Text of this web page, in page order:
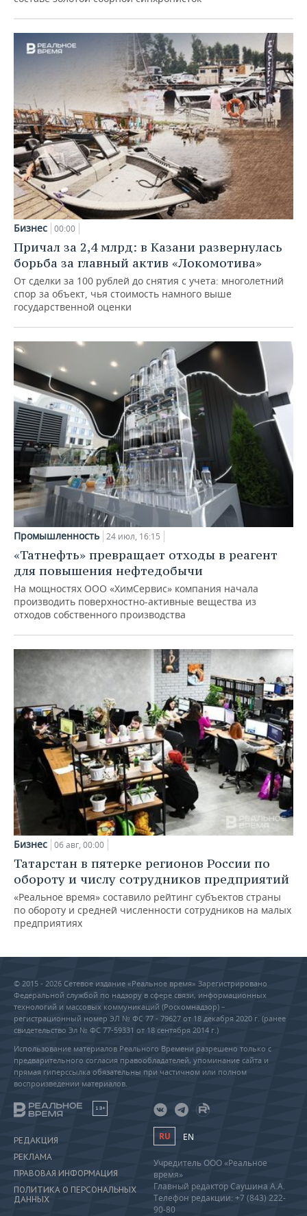
Бизнес 00:00
Причал за 2,4 млрд: в Казани развернулась
борьба за главный актив «Локомотива»
От сделки за 100 рублей до снятия с учета: многолетний
спор за объект, чья стоимость намного выше
государственной оценки
Промышленность 24 июл, 16:15
«Татнефть» превращает отходы в реагент
для повышения нефтедобычи
На мощностях ООО «ХимСервис» компания начала
производить поверхностно-активные вещества из
отходов собственного производства
Бизнес 06 авг, 00:00
Татарстан в пятерке регионов России по
обороту и числу сотрудников предприятий
«Реальное время» составило рейтинг субъектов страны
по обороту и средней численности сотрудников на малых
предприятиях
© 2015 - 2026 Сетевое издание «Реальное время» Зарегистрировано
Федеральной службой по надзору в сфере связи, информационных
технологий и массовых коммуникаций (Роскомнадзор) –
регистрационный номер ЭЛ № ФС 77 - 79627 от 18 декабря 2020 г. (ранее
свидетельство Эл № ФС 77-59331 от 18 сентября 2014 г.)
Использование материалов Реального Времени разрешено только с
предварительного согласия правообладателей, упоминание сайта и
прямая гиперссылка обязательны при частичном или полном
воспроизведении материалов.
18+
РЕДАКЦИЯ
РЕКЛАМА
ПРАВОВАЯ ИНФОРМАЦИЯ
ПОЛИТИКА О ПЕРСОНАЛЬНЫХ
ДАННЫХ
RU EN
Учредитель ООО «Реальное
время»
Главный редактор Саушина А.А.
Телефон редакции: +7 (843) 222-
90-80